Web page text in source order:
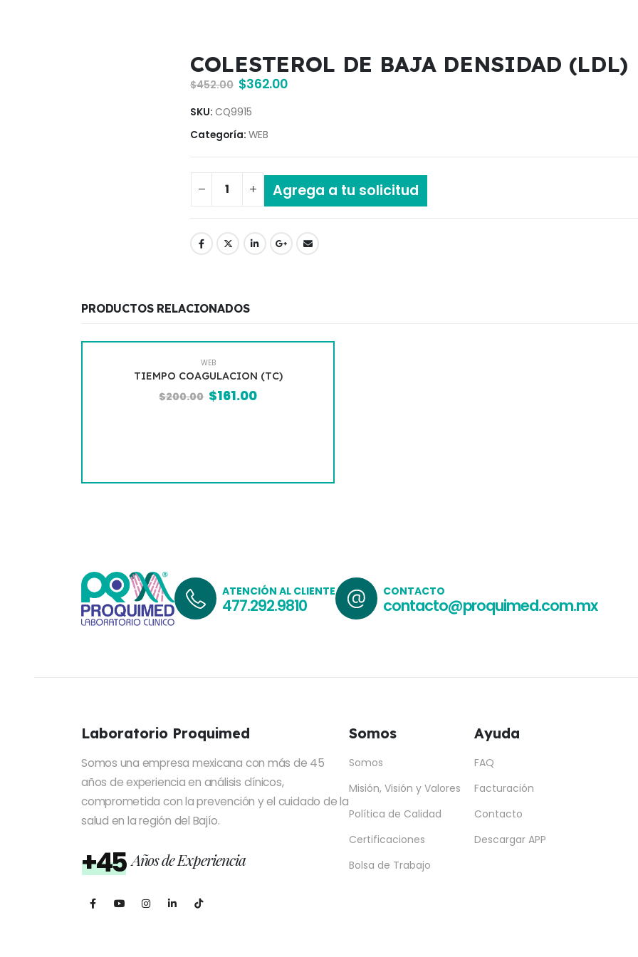
COLESTEROL DE BAJA DENSIDAD (LDL)
$452.00 $362.00
SKU: CQ9915
Categoría: WEB
Agrega a tu solicitud
PRODUCTOS RELACIONADOS
WEB
TIEMPO COAGULACION (TC)
$200.00 $161.00
ATENCIÓN AL CLIENTE
477.292.9810
CONTACTO
contacto@proquimed.com.mx
Laboratorio Proquimed
Somos una empresa mexicana con más de 45
años de experiencia en análisis clínicos,
comprometida con la prevención y el cuidado de la
salud en la región del Bajío.
+45 Años de Experiencia
Somos
Somos
Misión, Visión y Valores
Política de Calidad
Certificaciones
Bolsa de Trabajo
Ayuda
FAQ
Facturación
Contacto
Descargar APP